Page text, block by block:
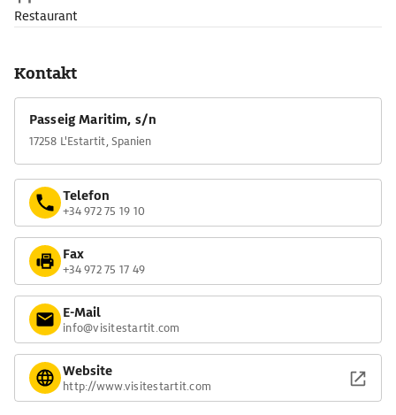
Restaurant
Kontakt
Passeig Maritim, s/n
17258 L'Estartit, Spanien
Telefon
+34 972 75 19 10
Fax
+34 972 75 17 49
E-Mail
info@visitestartit.com
Website
http://www.visitestartit.com